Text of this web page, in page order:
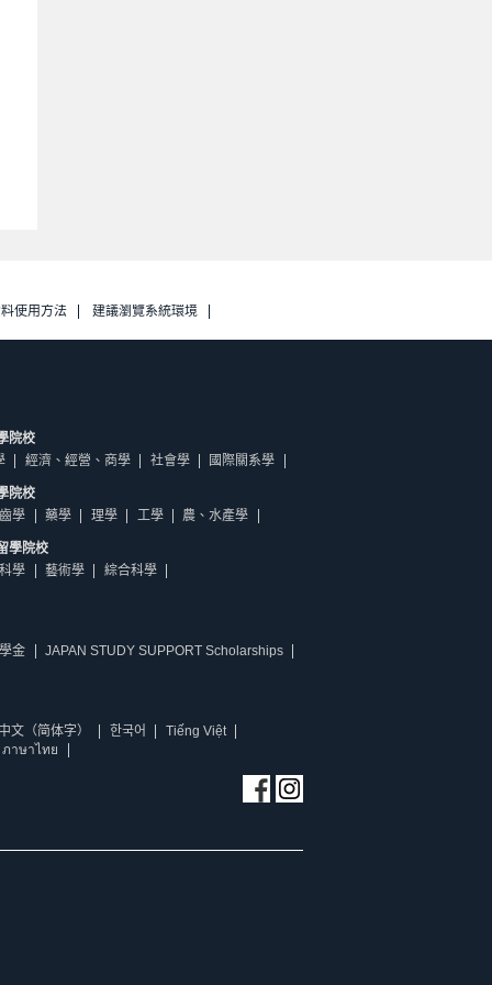
使用方法 建議瀏覽系統環境
院校
經濟、經營、商學 社會學 國際關系學
院校
學
藥學 理學 工學 農、水產學
學院校
學
藝術學 綜合科學
金 JAPAN STUDY SUPPORT Scholarships
文（简体字） 한국어
Tiếng Việt
ภาษาไทย